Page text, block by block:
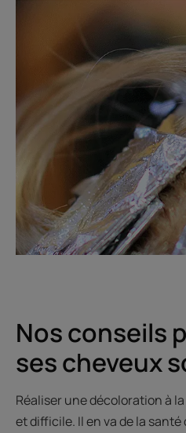
Nos conseils
ses cheveux
Réaliser une décoloration à
et difficile. Il en va de la